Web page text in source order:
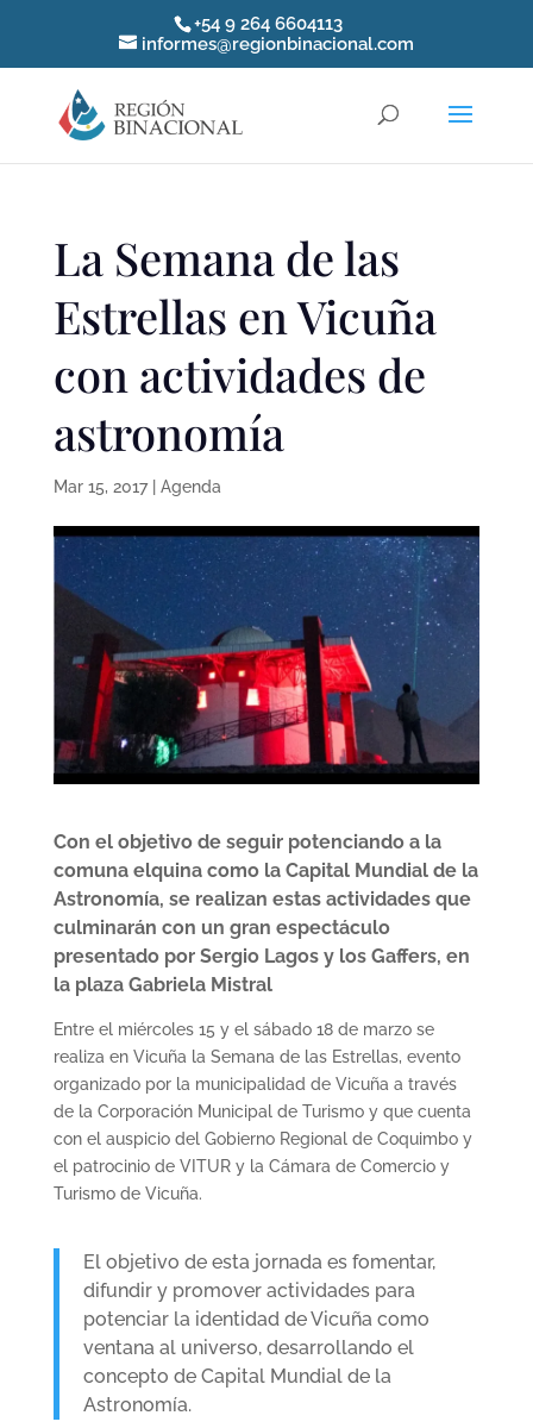
+54 9 264 6604113
informes@regionbinacional.com
La Semana de las
Estrellas en Vicuña
con actividades de
astronomía
Mar 15, 2017| Agenda
Con el objetivo de seguir potenciando a la
comuna elquina como la Capital Mundial de la
Astronomía, se realizan estas actividades que
culminarán con un gran espectáculo
presentado por Sergio Lagos y los Gaffers, en
la plaza Gabriela Mistral
Entre el miércoles 15 y el sábado 18 de marzo se
realiza en Vicuña la Semana de las Estrellas, evento
organizado por la municipalidad de Vicuña a través
de la Corporación Municipal de Turismo y que cuenta
con el auspicio del Gobierno Regional de Coquimbo y
el patrocinio de VITUR y la Cámara de Comercio y
Turismo de Vicuña.
El objetivo de esta jornada es fomentar,
difundir y promover actividades para
potenciar la identidad de Vicuña como
ventana al universo, desarrollando el
concepto de Capital Mundial de la
Astronomía.